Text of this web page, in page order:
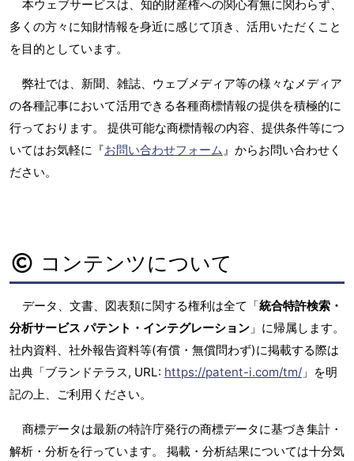
本ウェブサービスは、知的財産権への関心有無に関わらず、
多くの方々に知財情報を身近に感じて頂き、活用いただくこと
を目的としています。
弊社では、新聞、雑誌、ウェブメディア等の様々なメディア
の各種記事において活用できる各種商標情報の提供を積極的に
行っております。 提供可能な商標情報の内容、提供条件等につ
いてはお気軽に『お問い合わせフォーム』からお問い合わせく
ださい。
コンテンツについて
データ、文書、図表類に関する権利は全て「統合特許検索・
分析サービス パテント・インテグレーション 」に帰属します。
社内資料、社外報告資料等(有償・無償問わず)に掲載する際は
出典「ブランドテラス, URL: https://patent-i.com/tm/ 」を明
記の上、ご利用ください。
商標データは最新の特許庁発行の商標データに基づき集計・
解析・分析を行っています。 掲載・分析結果については十分気